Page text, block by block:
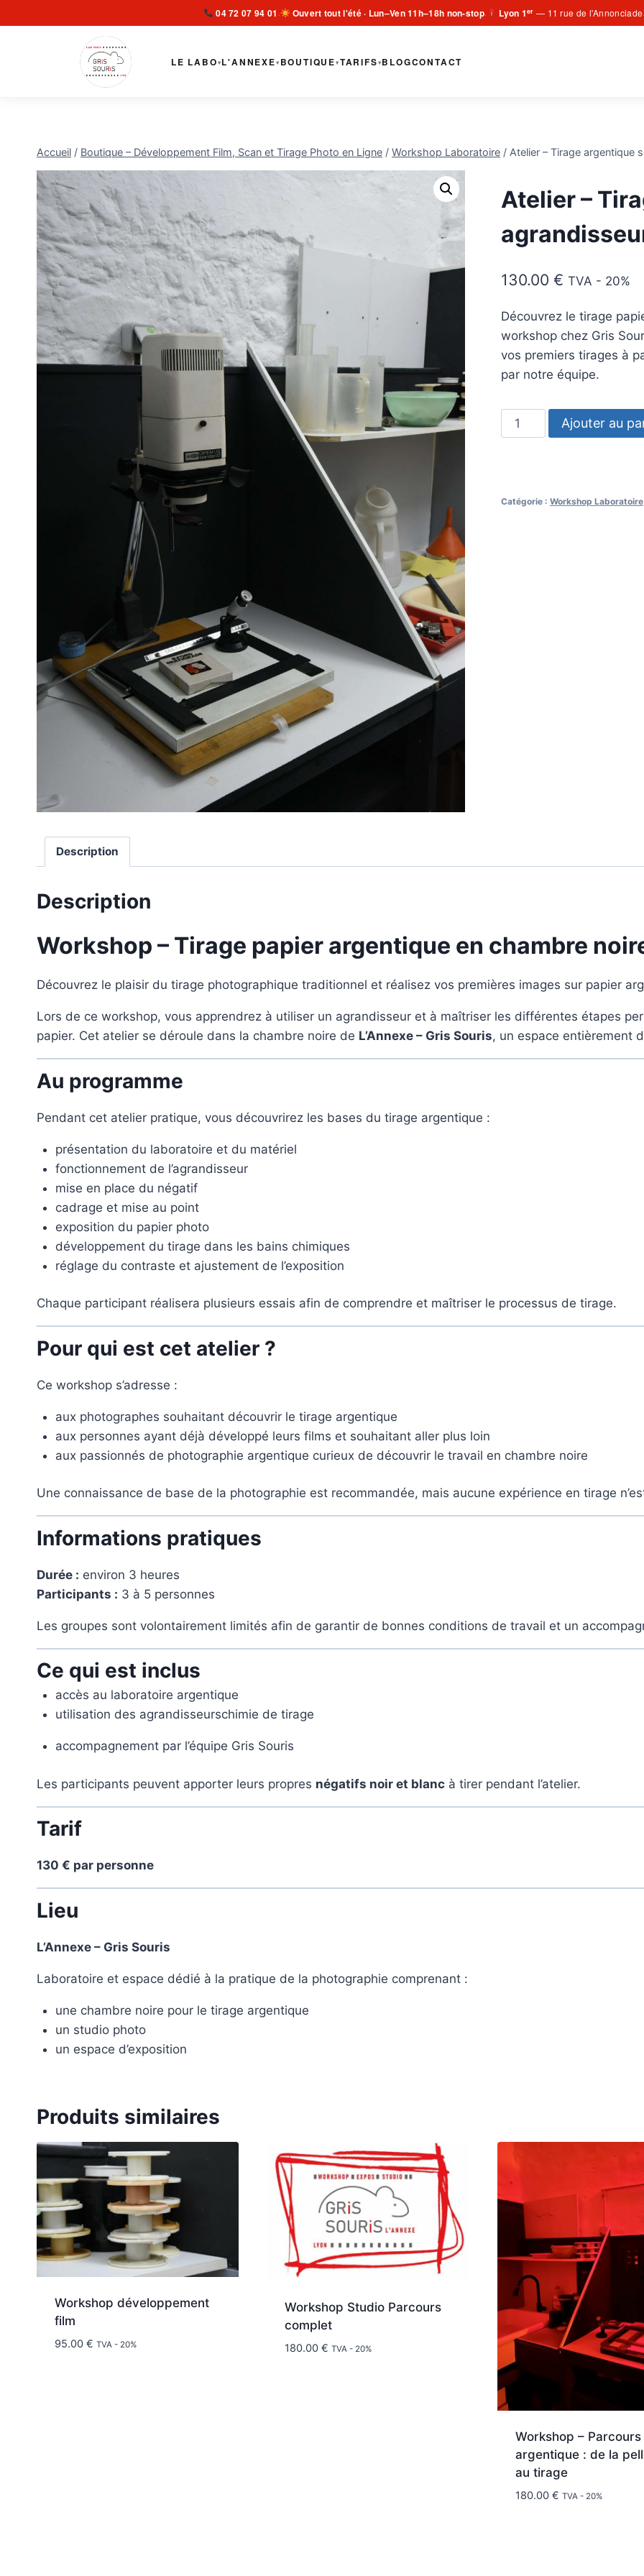
04 72 07 94 01 · Ouvert tout l'été · Lun–Ven 11h–18h non-stop· Lyon 1er — 11 rue de l'Annonciade
LE LABO▾L'ANNEXE▾ BOUTIQUE▾TARIFS▾BLOGCONTACT
au
Accueil / Boutique – Développement Film, Scan et Tirage Photo en Ligne / Workshop Laboratoire / Atelier – Tirage argentique
Atelier –
130.00 € TVA - 20%
Découvrez le tirage
workshop chez Gris
vos premiers tirages à
par notre équipe.
quantité
de
Tirage
Ajouter au
Catégorie : Workshop Laboratoire
Description
Description
Workshop – Tirage papier argentique en chambre
Découvrez le plaisir du tirage photographique traditionnel et réalisez vos premières images sur papier
Lors de ce workshop, vous apprendrez à utiliser un agrandisseur et à maîtriser les différentes étapes
papier. Cet atelier se déroule dans la chambre noire de L’Annexe – Gris Souris, un espace entièrement
Au programme
Pendant cet atelier pratique, vous découvrirez les bases du tirage argentique :
présentation du laboratoire et du matériel
fonctionnement de l’agrandisseur
mise en place du négatif
cadrage et mise au point
exposition du papier photo
développement du tirage dans les bains chimiques
réglage du contraste et ajustement de l’exposition
Chaque participant réalisera plusieurs essais afin de comprendre et maîtriser le processus de tirage.
Pour qui est cet atelier ?
Ce workshop s’adresse :
aux photographes souhaitant découvrir le tirage argentique
aux personnes ayant déjà développé leurs films et souhaitant aller plus loin
aux passionnés de photographie argentique curieux de découvrir le travail en chambre noire
Une connaissance de base de la photographie est recommandée, mais aucune expérience en tirage
Informations pratiques
Durée : environ 3 heures
Participants : 3 à 5 personnes
Les groupes sont volontairement limités afin de garantir de bonnes conditions de travail et un
Ce qui est inclus
accès au laboratoire argentique
utilisation des agrandisseurschimie de tirage
accompagnement par l’équipe Gris Souris
Les participants peuvent apporter leurs propres négatifs noir et blanc à tirer pendant l’atelier.
Tarif
130 € par personne
Lieu
L’Annexe – Gris Souris
Laboratoire et espace dédié à la pratique de la photographie comprenant :
une chambre noire pour le tirage argentique
un studio photo
un espace d’exposition
Produits similaires
Workshop développement
film
95.00 € TVA - 20%
Workshop Studio Parcours
complet
180.00 € TVA - 20%
Workshop – Parcours
argentique : de la
au tirage
180.00 € TVA - 20%